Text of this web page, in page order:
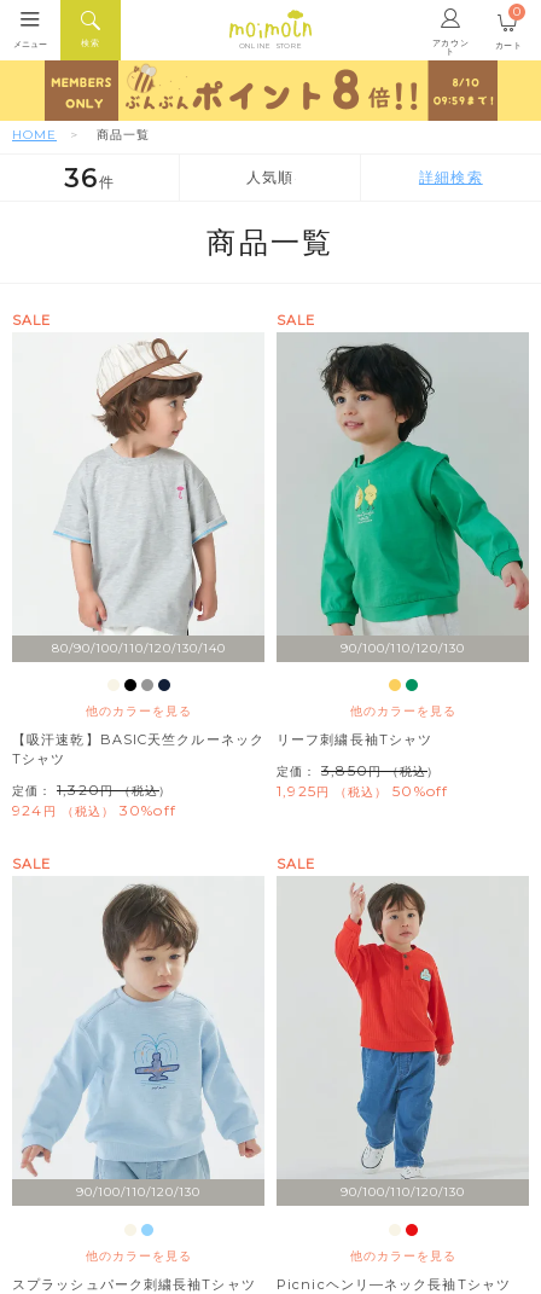
ONLINE STORE アカウン
ト
検索
メニュー カート
0
HOME 商品一覧
人気順
新着順
価格が安い順
36件 詳細検索
商品一覧
80/90/100/110/120/130/140
他のカラーを見る
SALE
【吸汗速乾】BASIC天竺クルーネック
Tシャツ
定価： 1,320 （税込）
924 税込 30%off
90/100/110/120/130
他のカラーを見る
SALE
リーフ刺繍長袖Tシャツ
定価： 3,850 （税込）
1,925 税込 50%off
90/100/110/120/130
他のカラーを見る
SALE
スプラッシュパーク刺繍長袖Tシャツ
90/100/110/120/130
他のカラーを見る
SALE
Picnicヘンリ―ネック長袖Tシャツ